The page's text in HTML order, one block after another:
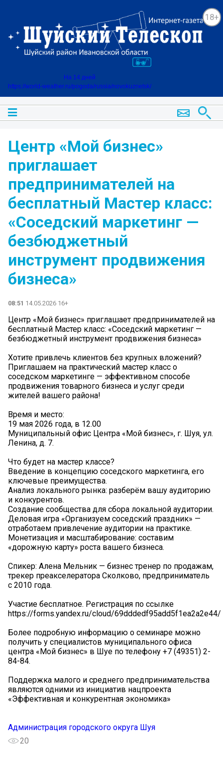
18+
На 14 дней
https://world-weather.ru/pogoda/russia/novokuznetsk/
Центр «Мой бизнес»
приглашает
предпринимателей на
бесплатный Мастер класс:
«Соседский маркетинг —
безбюджетный
инструмент продвижения
бизнеса»
08:51 14.05.2026 16+
Центр «Мой бизнес» приглашает предпринимателей на
бесплатный Мастер класс: «Соседский маркетинг —
безбюджетный инструмент продвижения бизнеса»
Хотите привлечь клиентов без крупных вложений?
Приглашаем на практический мастер класс о
соседском маркетинге — эффективном способе
продвижения товарного бизнеса и услуг среди
жителей вашего района!
Время и место:
19 мая 2026 года, в 12.00
Муниципальный офис Центра «Мой бизнес», г. Шуя, ул.
Ленина, д. 7.
Что будет на мастер классе?
Введение в концепцию соседского маркетинга, его
ключевые преимущества.
Анализ локального рынка: разберём вашу аудиторию
и конкурентов.
Создание сообщества для сбора локальной аудитории.
Деловая игра «Организуем соседский праздник» —
отработаем привлечение аудитории на практике.
Монетизация и масштабирование: составим
«дорожную карту» роста вашего бизнеса.
Спикер: Алена Мельник — бизнес тренер по продажам,
трекер преакселератора Сколково, предприниматель
с 2010 года.
Участие бесплатное. Регистрация по ссылке
https://forms.yandex.ru/cloud/69dddedf95add5f1ea2a2e44/
Более подробную информацию о семинаре можно
получить у специалистов муниципального офиса
центра «Мой бизнес» в Шуе по телефону +7 (49351) 2-
84-84.
Поддержка малого и среднего предпринимательства
являются одними из инициатив нацпроекта
«Эффективная и конкурентная экономика»
Администрация городского округа Шуя
20